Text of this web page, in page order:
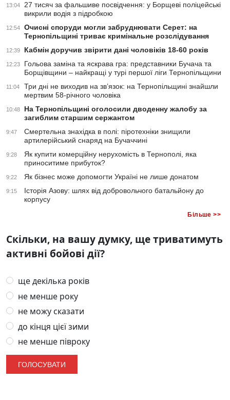
13:04
27 тисяч за фальшиве посвідчення: у Борщеві поліцейські
викрили водія з підробкою
12:54
Очисні споруди могли забруднювати Серет: на
Тернопільщині триває кримінальне розслідування
12:39 Кабмін доручив звірити дані чоловіків 18-60 років
12:23
Гольова заміна та яскрава гра: представники Бучача та
Борщівщини – найкращі у турі першої ліги Тернопільщини
11:04
Три дні не виходив на зв’язок: на Тернопільщині знайшли
мертвим 58-річного чоловіка
10:48
На Тернопільщині оголосили дводенну жалобу за
загиблим старшим сержантом
9:47
Смертельна знахідка в полі: піротехніки знищили
артилерійський снаряд на Бучаччині
9:28
Як купити комерційну нерухомість в Тернополі, яка
приноситиме прибуток?
9:22 Як бізнес може допомогти Україні не лише донатом
9:15
Історія Азову: шлях від добровольчого батальйону до
корпусу
Більше >>
Скільки, на вашу думку, ще триватимуть
активні бойові дії?
ще декілька років
не менше року
не можу сказати
до кінця цієї зими
не менше півроку